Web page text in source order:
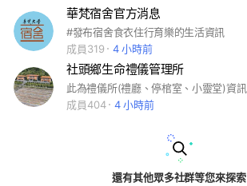
華梵宿舍官方消息
#發布宿舍食衣住行育樂的生活資訊
成員319
4 小時前
社頭鄉生命禮儀管理所
成員404
4 小時前
還有其他眾多社群等您來探索